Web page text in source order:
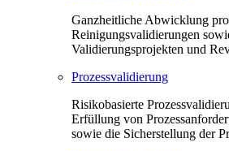
Ganzheitliche Abwicklung
Reinigungsvalidierungen
Validierungsprojekten und
Prozessvalidierung
Risikobasierte
Erfüllung von
sowie die Sicherstellung der